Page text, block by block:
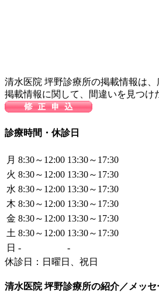
清水医院 坪野診療所の掲載情報は
掲載情報に関して、間違いを見つけ
診療時間・休診日
月 8:30～12:00 13:30～17:30
火 8:30～12:00 13:30～17:30
水 8:30～12:00 13:30～17:30
木 8:30～12:00 13:30～17:30
金 8:30～12:00 13:30～17:30
土 8:30～12:00 13:30～17:30
日 -
-
休診日：日曜日、祝日
清水医院 坪野診療所の紹介／メッセ